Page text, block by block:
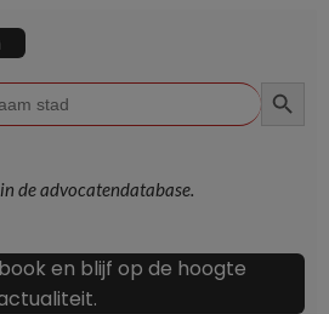
de advocatendatabase.
en blijf op de hoogte